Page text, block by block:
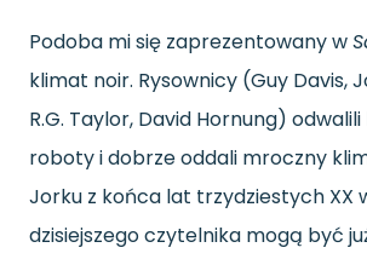
Podoba mi się zaprezentowany w
klimat noir. Rysownicy (Guy Davis,
R.G. Taylor, David Hornung)
roboty i dobrze oddali mroczny
Jorku z końca lat trzydziestych XX
dzisiejszego czytelnika mogą być